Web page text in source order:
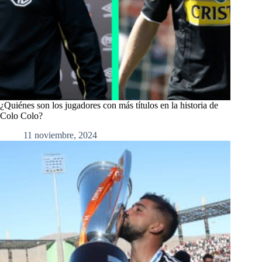
¿Quiénes son los jugadores con más títulos en la historia de
Colo Colo?
11 noviembre, 2024